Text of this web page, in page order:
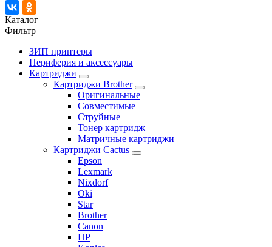
Каталог
Фильтр
ЗИП принтеры
Периферия и аксессуары
Картриджи
Картриджи Brother
Оригинальные
Совместимые
Струйные
Тонер картридж
Матричные картриджи
Картриджи Cactus
Epson
Lexmark
Nixdorf
Oki
Star
Brother
Canon
HP